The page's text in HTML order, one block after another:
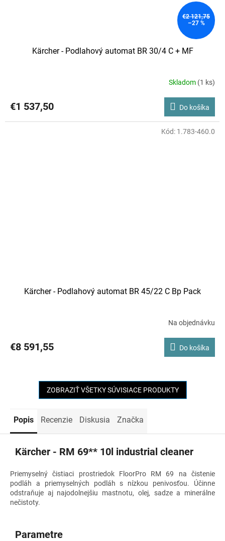
€2 121,75
–27 %
Kärcher - Podlahový automat BR 30/4 C + MF
Skladom (1 ks)
€1 537,50 Do košíka
Kärcher - Podlahový automat BR 45/22 C Bp Pack
Na objednávku
€8 591,55 Do košíka
Kód: 1.783-460.0
ZOBRAZIŤ VŠETKY SÚVISIACE PRODUKTY
Popis Recenzie Diskusia Značka
Kärcher - RM 69** 10l industrial cleaner
Priemyselný čistiaci prostriedok FloorPro RM 69 na čistenie
podláh a priemyselných podláh s nízkou penivosťou. Účinne
odstraňuje aj najodolnejšiu mastnotu, olej, sadze a minerálne
nečistoty.
Parametre